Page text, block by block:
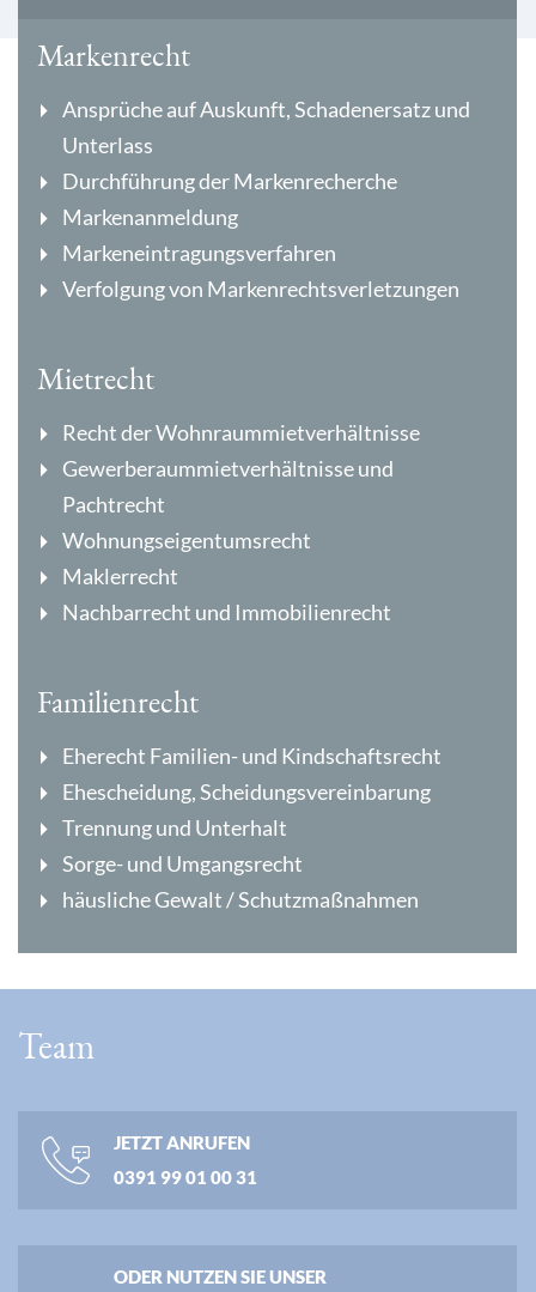
Markenrecht
Ansprüche auf Auskunft, Schadenersatz und
Unterlass
Durchführung der Markenrecherche
Markenanmeldung
Markeneintragungsverfahren
Verfolgung von Markenrechtsverletzungen
Mietrecht
Recht der Wohnraummietverhältnisse
Gewerberaummietverhältnisse und
Pachtrecht
Wohnungseigentumsrecht
Maklerrecht
Nachbarrecht und Immobilienrecht
Familienrecht
Eherecht Familien- und Kindschaftsrecht
Ehescheidung, Scheidungsvereinbarung
Trennung und Unterhalt
Sorge- und Umgangsrecht
häusliche Gewalt / Schutzmaßnahmen
Team
JETZT ANRUFEN
0391 99 01 00 31
ODER NUTZEN SIE UNSER